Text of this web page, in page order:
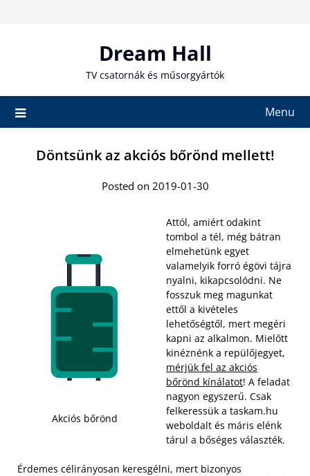
Dream Hall
TV csatornák és műsorgyártók
Menu
Döntsünk az akciós bőrönd mellett!
Posted on 2019-01-30
Akciós bőrönd
Attól, amiért odakint
tombol a tél, még bátran
elmehetünk egyet
valamelyik forró égövi tájra
nyalni, kikapcsolódni. Ne
fosszuk meg magunkat
ettől a kivételes
lehetőségtől, mert megéri
kapni az alkalmon. Mielőtt
kinéznénk a repülőjegyet,
mérjük fel az akciós
bőrönd kínálatot! A feladat
nagyon egyszerű. Csak
felkeressük a taskam.hu
weboldalt és máris elénk
tárul a bőséges választék.
Érdemes célirányosan keresgélni, mert bizonyos